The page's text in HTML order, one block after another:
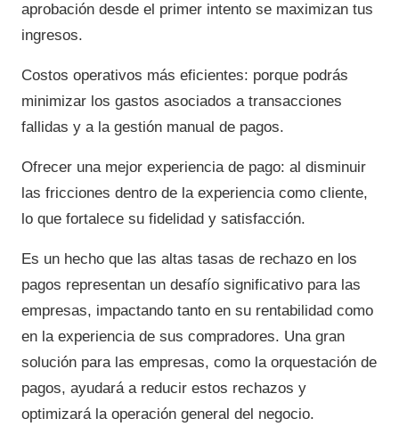
aprobación desde el primer intento se maximizan tus
ingresos.
Costos operativos más eficientes: porque podrás
minimizar los gastos asociados a transacciones
fallidas y a la gestión manual de pagos.
Ofrecer una mejor experiencia de pago: al disminuir
las fricciones dentro de la experiencia como cliente,
lo que fortalece su fidelidad y satisfacción.
Es un hecho que las altas tasas de rechazo en los
pagos representan un desafío significativo para las
empresas, impactando tanto en su rentabilidad como
en la experiencia de sus compradores. Una gran
solución para las empresas, como la orquestación de
pagos, ayudará a reducir estos rechazos y
optimizará la operación general del negocio.